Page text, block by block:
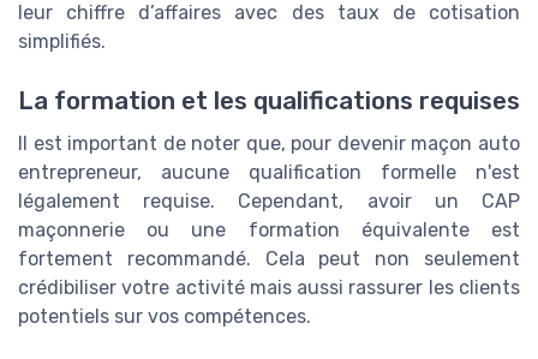
leur chiffre d’affaires avec des taux de cotisation
simplifiés.
La formation et les qualifications requises
Il est important de noter que, pour devenir maçon auto
entrepreneur, aucune qualification formelle n'est
légalement requise. Cependant, avoir un CAP
maçonnerie ou une formation équivalente est
fortement recommandé. Cela peut non seulement
crédibiliser votre activité mais aussi rassurer les clients
potentiels sur vos compétences.